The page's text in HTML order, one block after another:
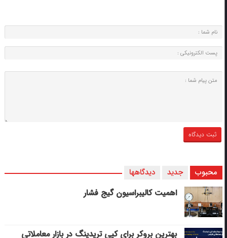
محبوب جدید دیدگاهها
اهمیت کالیبراسیون گیج فشار
بهترین بروکر برای کپی‌ تریدینگ در بازار معاملاتی